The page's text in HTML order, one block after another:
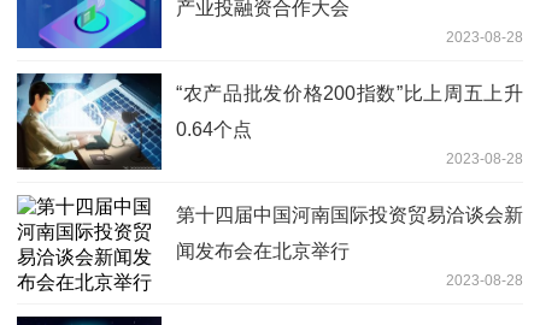
产业投融资合作大会
2023-08-28
“农产品批发价格200指数”比上周五上升
0.64个点
2023-08-28
第十四届中国河南国际投资贸易洽谈会新
闻发布会在北京举行
2023-08-28